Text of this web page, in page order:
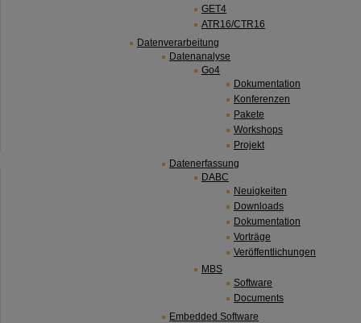
GET4
ATR16/CTR16
Datenverarbeitung
Datenanalyse
Go4
Dokumentation
Konferenzen
Pakete
Workshops
Projekt
Datenerfassung
DABC
Neuigkeiten
Downloads
Dokumentation
Vorträge
Veröffentlichungen
MBS
Software
Documents
Embedded Software